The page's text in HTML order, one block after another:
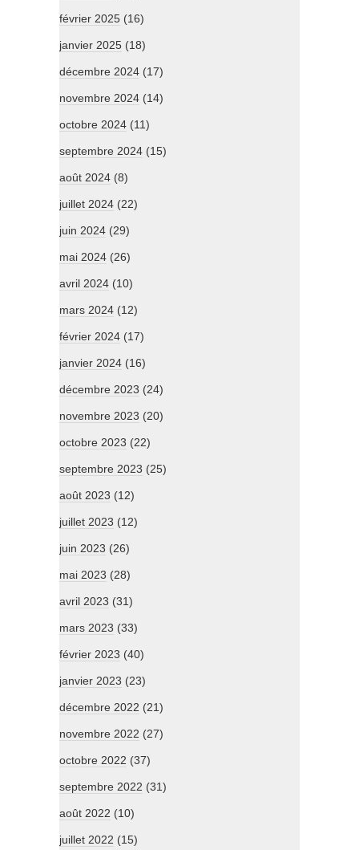
février 2025 (16)
janvier 2025 (18)
décembre 2024 (17)
novembre 2024 (14)
octobre 2024 (11)
septembre 2024 (15)
août 2024 (8)
juillet 2024 (22)
juin 2024 (29)
mai 2024 (26)
avril 2024 (10)
mars 2024 (12)
février 2024 (17)
janvier 2024 (16)
décembre 2023 (24)
novembre 2023 (20)
octobre 2023 (22)
septembre 2023 (25)
août 2023 (12)
juillet 2023 (12)
juin 2023 (26)
mai 2023 (28)
avril 2023 (31)
mars 2023 (33)
février 2023 (40)
janvier 2023 (23)
décembre 2022 (21)
novembre 2022 (27)
octobre 2022 (37)
septembre 2022 (31)
août 2022 (10)
juillet 2022 (15)